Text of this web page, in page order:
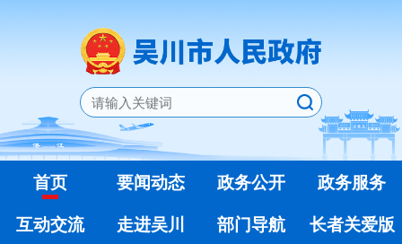
首页 要闻动态 政务公开
政务服务
互动交流
走进吴川 部门导航
长者关爱版